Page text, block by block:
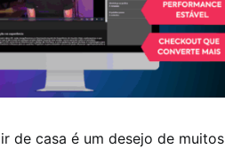
de casa é um desejo de muitos